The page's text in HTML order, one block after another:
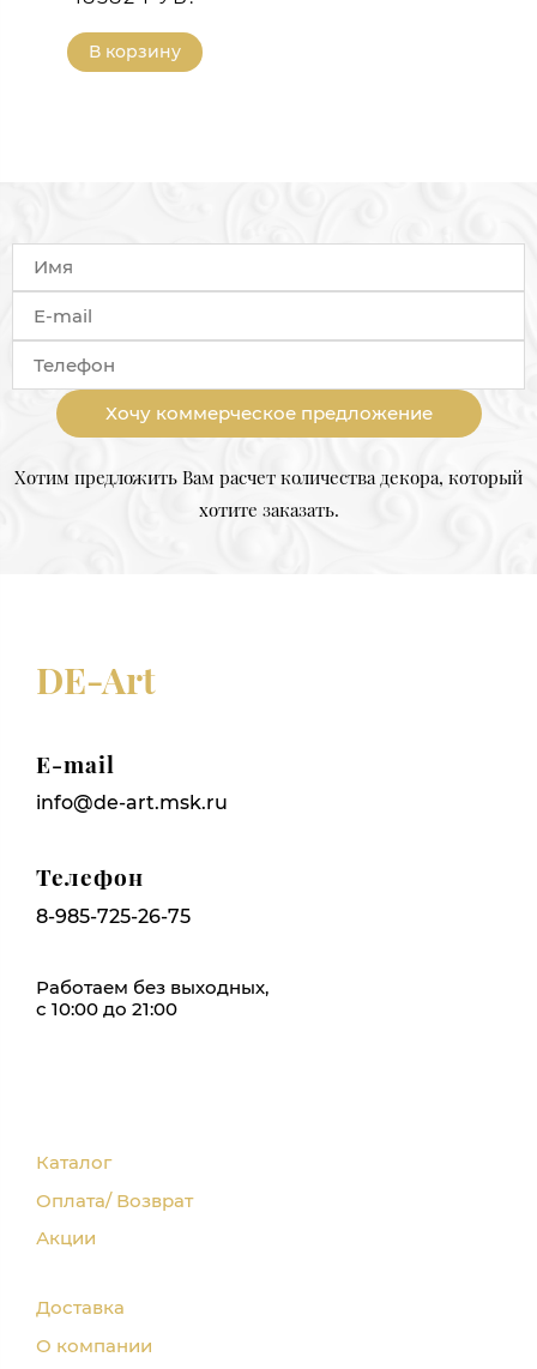
В корзину
Хочу коммерческое предложение
Хотим предложить Вам расчет количества декора, который
хотите заказать.
DE-Art
E-mail
info@de-art.msk.ru
Телефон
8-985-725-26-75
Работаем без выходных,
с 10:00 до 21:00
Каталог
Оплата/ Возврат
Акции
Доставка
О компании